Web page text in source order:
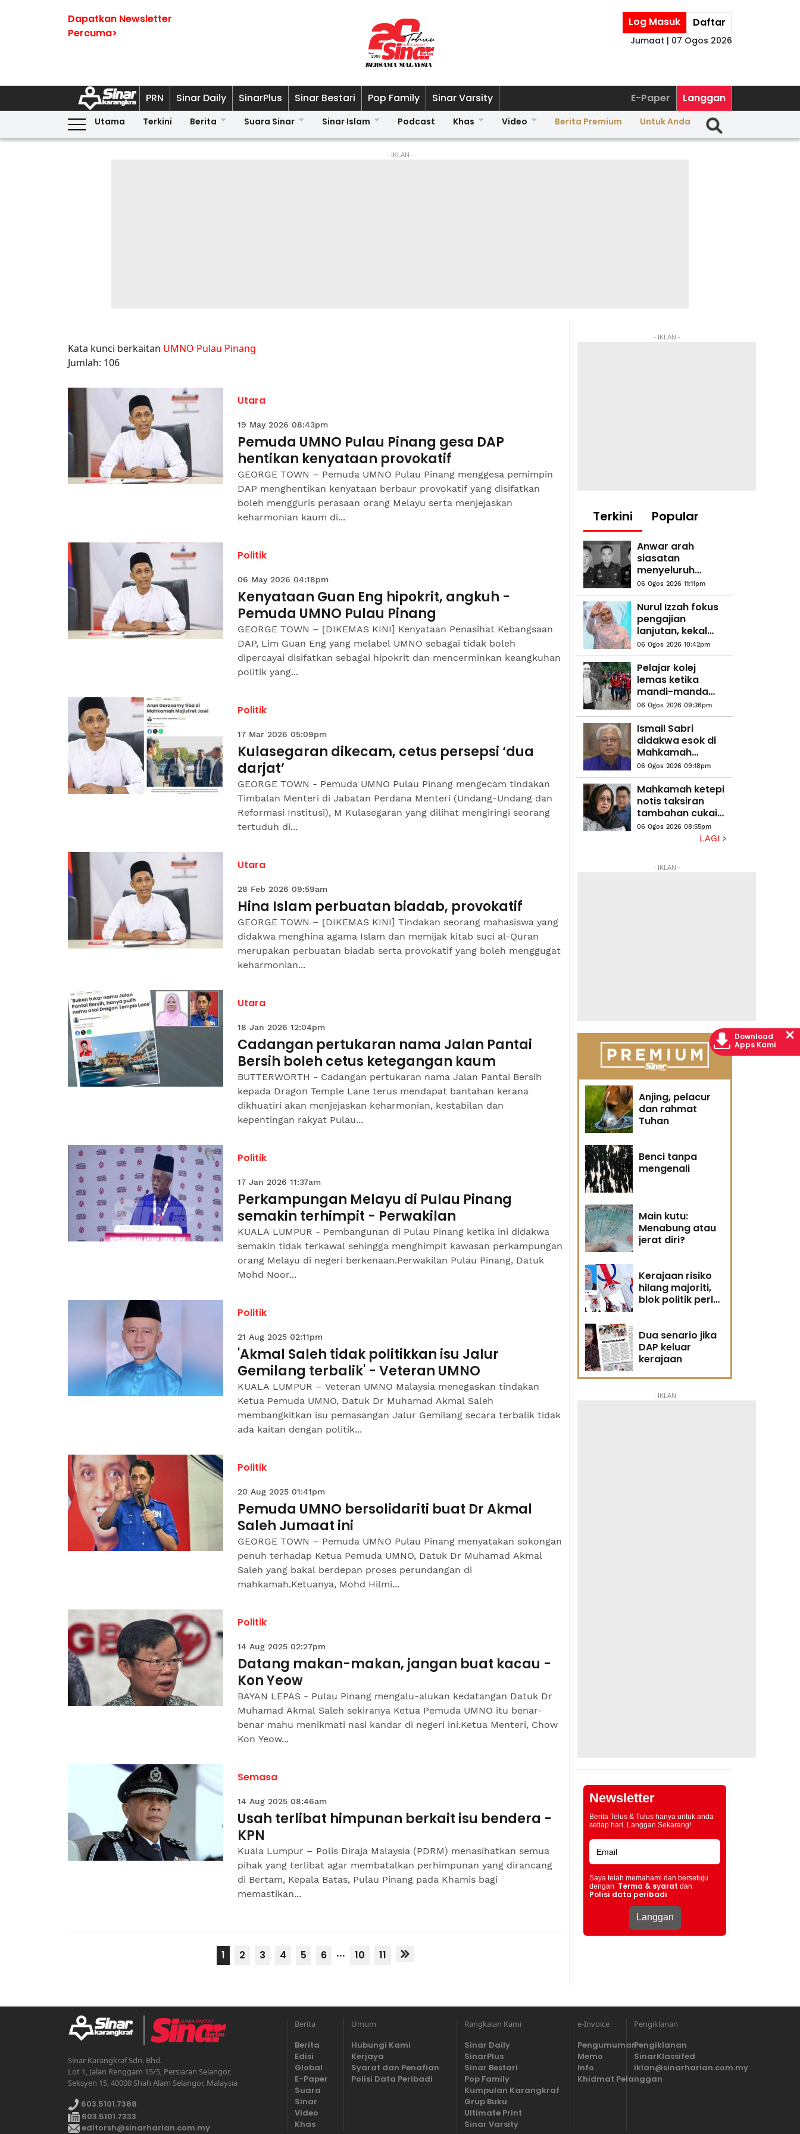
Dapatkan Newsletter
Percuma>
Log Masuk Daftar
Jumaat | 07 Ogos 2026
PRN Sinar Daily SinarPlus Sinar Bestari Pop Family Sinar Varsity E-Paper Langgan
Utama Terkini Berita Suara Sinar Sinar Islam Podcast Khas Video Berita Premium Untuk Anda
- IKLAN -
Kata kunci berkaitan UMNO Pulau Pinang
Jumlah: 106
Utara
19 May 2026 08:43pm
Pemuda UMNO Pulau Pinang gesa DAP
hentikan kenyataan provokatif
GEORGE TOWN – Pemuda UMNO Pulau Pinang menggesa pemimpin
DAP menghentikan kenyataan berbaur provokatif yang disifatkan
boleh mengguris perasaan orang Melayu serta menjejaskan
keharmonian kaum di...
Politik
06 May 2026 04:18pm
Kenyataan Guan Eng hipokrit, angkuh -
Pemuda UMNO Pulau Pinang
GEORGE TOWN – [DIKEMAS KINI] Kenyataan Penasihat Kebangsaan
DAP, Lim Guan Eng yang melabel UMNO sebagai tidak boleh
dipercayai disifatkan sebagai hipokrit dan mencerminkan keangkuhan
politik yang...
Politik
17 Mar 2026 05:09pm
Kulasegaran dikecam, cetus persepsi ‘dua
darjat’
GEORGE TOWN - Pemuda UMNO Pulau Pinang mengecam tindakan
Timbalan Menteri di Jabatan Perdana Menteri (Undang-Undang dan
Reformasi Institusi), M Kulasegaran yang dilihat mengiringi seorang
tertuduh di...
Utara
28 Feb 2026 09:59am
Hina Islam perbuatan biadab, provokatif
GEORGE TOWN – [DIKEMAS KINI] Tindakan seorang mahasiswa yang
didakwa menghina agama Islam dan memijak kitab suci al-Quran
merupakan perbuatan biadab serta provokatif yang boleh menggugat
keharmonian...
Utara
18 Jan 2026 12:04pm
Cadangan pertukaran nama Jalan Pantai
Bersih boleh cetus ketegangan kaum
BUTTERWORTH - Cadangan pertukaran nama Jalan Pantai Bersih
kepada Dragon Temple Lane terus mendapat bantahan kerana
dikhuatiri akan menjejaskan keharmonian, kestabilan dan
kepentingan rakyat Pulau...
Politik
17 Jan 2026 11:37am
Perkampungan Melayu di Pulau Pinang
semakin terhimpit - Perwakilan
KUALA LUMPUR - Pembangunan di Pulau Pinang ketika ini didakwa
semakin tidak terkawal sehingga menghimpit kawasan perkampungan
orang Melayu di negeri berkenaan.Perwakilan Pulau Pinang, Datuk
Mohd Noor...
Politik
21 Aug 2025 02:11pm
'Akmal Saleh tidak politikkan isu Jalur
Gemilang terbalik' - Veteran UMNO
KUALA LUMPUR – Veteran UMNO Malaysia menegaskan tindakan
Ketua Pemuda UMNO, Datuk Dr Muhamad Akmal Saleh
membangkitkan isu pemasangan Jalur Gemilang secara terbalik tidak
ada kaitan dengan politik...
Politik
20 Aug 2025 01:41pm
Pemuda UMNO bersolidariti buat Dr Akmal
Saleh Jumaat ini
GEORGE TOWN – Pemuda UMNO Pulau Pinang menyatakan sokongan
penuh terhadap Ketua Pemuda UMNO, Datuk Dr Muhamad Akmal
Saleh yang bakal berdepan proses perundangan di
mahkamah.Ketuanya, Mohd Hilmi...
Politik
14 Aug 2025 02:27pm
Datang makan-makan, jangan buat kacau -
Kon Yeow
BAYAN LEPAS - Pulau Pinang mengalu-alukan kedatangan Datuk Dr
Muhamad Akmal Saleh sekiranya Ketua Pemuda UMNO itu benar-
benar mahu menikmati nasi kandar di negeri ini.Ketua Menteri, Chow
Kon Yeow...
Semasa
14 Aug 2025 08:46am
Usah terlibat himpunan berkait isu bendera -
KPN
Kuala Lumpur – Polis Diraja Malaysia (PDRM) menasihatkan semua
pihak yang terlibat agar membatalkan perhimpunan yang dirancang
di Bertam, Kepala Batas, Pulau Pinang pada Khamis bagi
memastikan...
1 2 3 4 5 6 ... 10 11
- IKLAN -
Terkini Popular
Anwar arah
siasatan
menyeluruh
kejadian anggota
polis maut di
Beaufort
06 Ogos 2026 11:11pm
Nurul Izzah fokus
pengajian
lanjutan, kekal
sebagai anggota
PKR
06 Ogos 2026 10:42pm
Pelajar kolej
lemas ketika
mandi-manda
bersama
sembilan rakan
06 Ogos 2026 09:36pm
Ismail Sabri
didakwa esok di
Mahkamah
Sesyen Kuala
Lumpur
06 Ogos 2026 09:18pm
Mahkamah ketepi
notis taksiran
tambahan cukai
RM313.8 juta
terhadap Na'imah
06 Ogos 2026 08:55pm
LAGI
- IKLAN -
Anjing, pelacur
dan rahmat
Tuhan
Benci tanpa
mengenali
Main kutu:
Menabung atau
jerat diri?
Kerajaan risiko
hilang majoriti,
blok politik perlu
Dua senario jika
DAP keluar
kerajaan
- IKLAN -
Newsletter
Berita Telus & Tulus hanya untuk anda
setiap hari. Langgan Sekarang!
Saya telah memahami dan bersetuju
dengan Terma & syarat dan
Polisi data peribadi
Sinar Karangkraf Sdn. Bhd.
Lot 1, Jalan Renggam 15/5, Persiaran Selangor,
Seksyen 15, 40000 Shah Alam Selangor, Malaysia
603.5101.7388
603.5101.7333
editorsh@sinarharian.com.my
Berita
Berita
Edisi
Global
E-Paper
Suara
Sinar
Video
Khas
Umum
Hubungi Kami
Kerjaya
Syarat dan Penafian
Polisi Data Peribadi
Rangkaian Kami
Sinar Daily
SinarPlus
Sinar Bestari
Pop Family
Kumpulan Karangkraf
Grup Buku
Ultimate Print
Sinar Varsity
e-Invoice
Pengumuman
Memo
Info
Khidmat Pelanggan
Pengiklanan
Pengiklanan
SinarKlassifed
iklan@sinarharian.com.my
Download
Apps Kami